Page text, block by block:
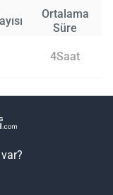
Ortalama
Süre
4Saat